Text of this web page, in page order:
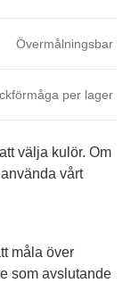
Övermålningsbar
per lager
välja kulör. Om
vårt
måla över
som avslutande